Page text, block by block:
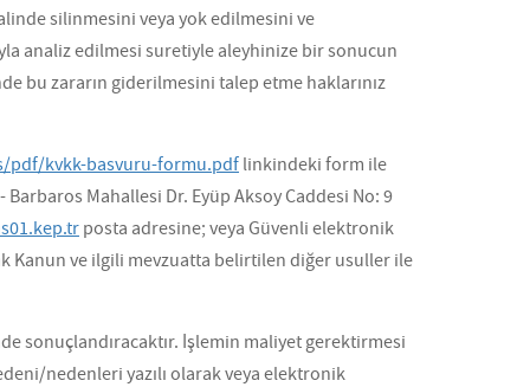
silinmesini veya yok edilmesini ve
analiz edilmesi suretiyle aleyhinize bir sonucun
bu zararın giderilmesini talep etme haklarınız
pdf/kvkk-basvuru-formu.pdflinkindeki form ile
Barbaros Mahallesi Dr. Eyüp Aksoy Caddesi No: 9
posta adresine; veya Güvenli elektronik
Kanun ve ilgili mevzuatta belirtilen diğer usuller ile
sonuçlandıracaktır. İşlemin maliyet gerektirmesi
nedenleri yazılı olarak veya elektronik